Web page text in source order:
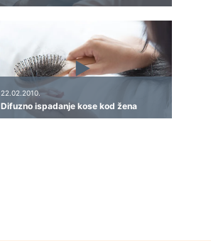
22.02.2010.
Difuzno ispadanje kose kod žena